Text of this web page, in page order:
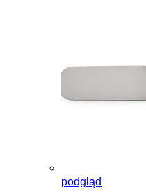
podgląd